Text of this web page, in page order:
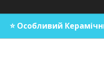
⭐️ Особливий